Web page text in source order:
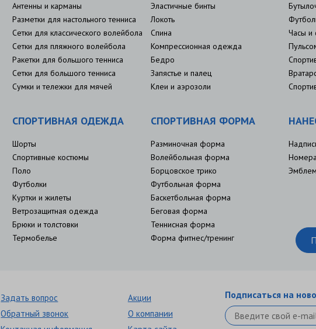
Антенны и карманы
Разметки для настольного тенниса
Сетки для классического волейбола
Сетки для пляжного волейбола
Ракетки для большого тенниса
Сетки для большого тенниса
Сумки и тележки для мячей
Эластичные бинты
Локоть
Спина
Компрессионная одежда
Бедро
Запястье и палец
Клеи и аэрозоли
Часы и
СПОРТИВНАЯ ОДЕЖДА
Шорты
Спортивные костюмы
Поло
Футболки
Куртки и жилеты
Ветрозащитная одежда
Брюки и толстовки
Термобелье
СПОРТИВНАЯ ФОРМА
Разминочная форма
Волейбольная форма
Борцовское трико
Футбольная форма
Баскетбольная форма
Беговая форма
Теннисная форма
Форма фитнес/тренинг
Номера
Задать вопрос
Обратный звонок
Акции
О компании
Подписаться на